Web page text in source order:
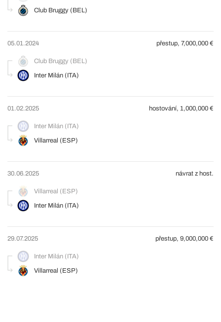
Club Bruggy (BEL)
05.01.2024
Club Bruggy (BEL)
Inter Milán (ITA)
přestup, 7,000,000 €
01.02.2025
Inter Milán (ITA)
Villarreal (ESP)
hostování, 1,000,000 €
30.06.2025
Villarreal (ESP)
Inter Milán (ITA)
návrat z host.
29.07.2025
Inter Milán (ITA)
Villarreal (ESP)
přestup, 9,000,000 €